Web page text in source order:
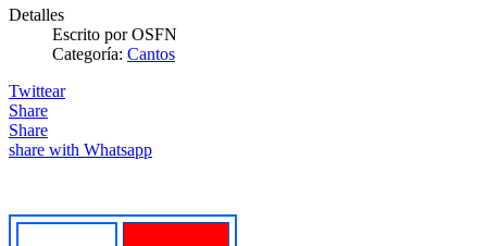
Detalles
Escrito porOSFN
Categoría: Cantos
Twittear
Share
Share
share with Whatsapp